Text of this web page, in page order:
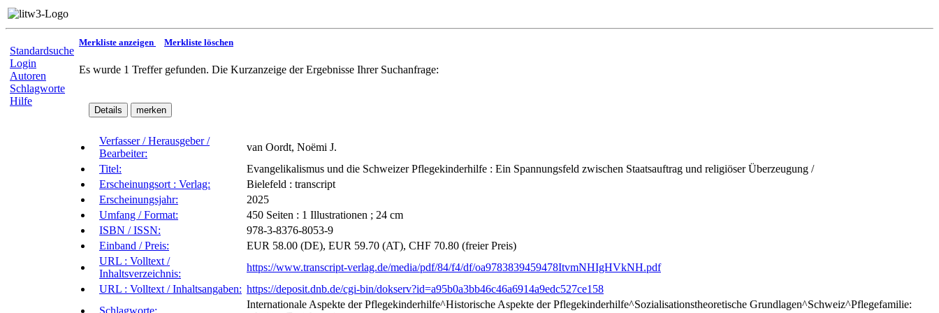
Standardsuche
Login
Autoren
Schlagworte
Hilfe
Merkliste anzeigen Merkliste löschen
Es wurde 1 Treffer gefunden. Die Kurzanzeige der Ergebnisse Ihrer Suchanfrage:
Verfasser / Herausgeber /
Bearbeiter:
van Oordt, Noëmi J.
Titel:
Evangelikalismus und die Schweizer Pflegekinderhilfe : Ein Spannungsfeld zwischen Staatsauftrag und religiöser Überzeugung /
Erscheinungsort : Verlag:
Bielefeld : transcript
Erscheinungsjahr:
2025
Umfang / Format:
450 Seiten : 1 Illustrationen ; 24 cm
ISBN / ISSN:
978-3-8376-8053-9
Einband / Preis:
EUR 58.00 (DE), EUR 59.70 (AT), CHF 70.80 (freier Preis)
URL : Volltext /
Inhaltsverzeichnis:
https://www.transcript-verlag.de/media/pdf/84/f4/df/oa9783839459478ItvmNHIgHVkNH.pdf
URL : Volltext / Inhaltsangaben: https://deposit.dnb.de/cgi-bin/dokserv?id=a95b0a3bb46c46a6914a9edc527ce158
Internationale Aspekte der Pflegekinderhilfe^Historische Aspekte der Pflegekinderhilfe^Sozialisationstheoretische Grundlagen^Schweiz^Pflegefamilie: